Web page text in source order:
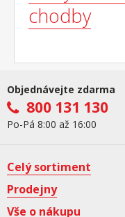
chodby
Objednávejte zdarma
800 131 130
Po-Pá 8:00 až 16:00
Celý sortiment
Prodejny
Vše o nákupu